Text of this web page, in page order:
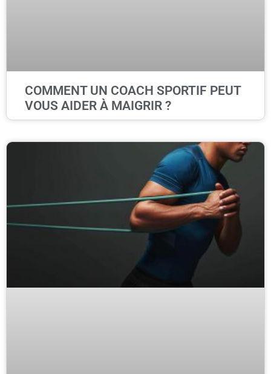
COMMENT UN COACH SPORTIF PEUT
VOUS AIDER À MAIGRIR ?